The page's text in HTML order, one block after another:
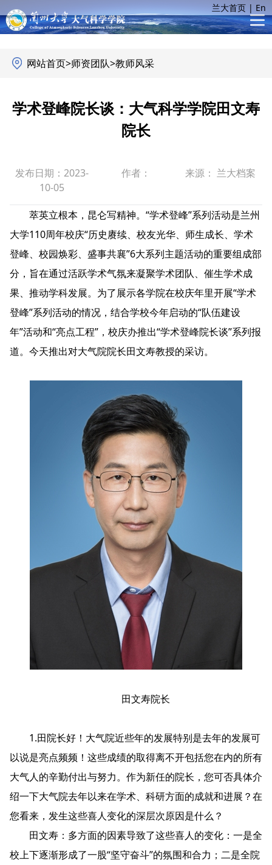
兰大首页 | En
网站首页>师资团队>教师风采
学术登峰院长谈：大气科学学院田文寿
院长
发布日期：2023-
10-05
作者： 来源： 兰大档案
萃英立根本，昆仑写精神。“学术登峰”系列活动是兰州
大学110周年校庆“历史赓续、校友光华、师生成长、学术
登峰、校园焕彩、盛事共襄”6大系列主题活动的重要组成部
分，旨在通过活跃学术气氛来凝聚学术团队、催生学术成
果、推动学科发展。为了展示各学院在校庆年里开展“学术
登峰”系列活动的情况，结合学校今年启动的“队伍建设
年”活动和“亮点工程”，校庆办推出“学术登峰院长谈”系列报
道。今天推出对大气院院长田文寿教授的采访。
田文寿院长
1.田院长好！大气院近些年的发展特别是去年的发展可
以说是亮点频频！这些成绩的取得离不开包括您在内的所有
大气人的辛勤付出与努力。作为新任的院长，您可否具体介
绍一下大气院去年以来在学术、科研方面的成就和进展？在
您看来，发生这些喜人变化的深层次原因是什么？
田文寿：多方面的因素导致了这些喜人的变化：一是全
校上下逐渐形成了一股“坚守奋斗”的氛围和合力；二是全院